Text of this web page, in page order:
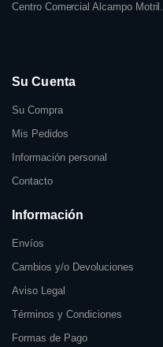
Centro Comercial Alcampo Motril.
Su Cuenta
Su Compra
Mis Pedidos
Información personal
Contacto
Información
Envíos
Cambios y/o Devoluciones
Aviso Legal
Términos y Condiciones
Formas de Pago